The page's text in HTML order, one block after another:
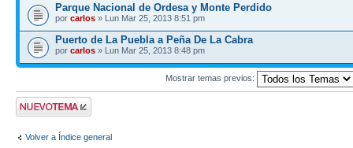
Parque Nacional de Ordesa y Monte Perdido
por carlos » Lun Mar 25, 2013 8:51 pm
Puerto de La Puebla a Peña De La Cabra
por carlos » Lun Mar 25, 2013 8:48 pm
Mostrar temas previos:
Publicar un nuevo
tema
Volver a Índice general